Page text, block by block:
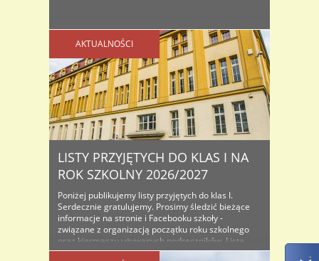
AKTUALNOŚCI
LISTY PRZYJĘTYCH DO KLAS I NA
ROK SZKOLNY 2026/2027
Poniżej publikujemy listy przyjętych do klas I.
Serdecznie gratulujemy. Prosimy śledzić bieżące
informacje na stronie i Facebooku szkoły -
związane z organizacją początku roku szkolnego
oraz kiermaszu używanych podręczników. Lista
osób przyjętych do klas I na rok szkolny...